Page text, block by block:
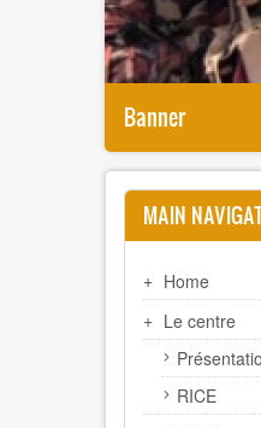
Banner
MAIN
Home
Le centre
RICE